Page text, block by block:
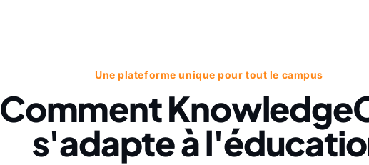
Une plateforme unique pour tout le campus
Comment
s'adapte à